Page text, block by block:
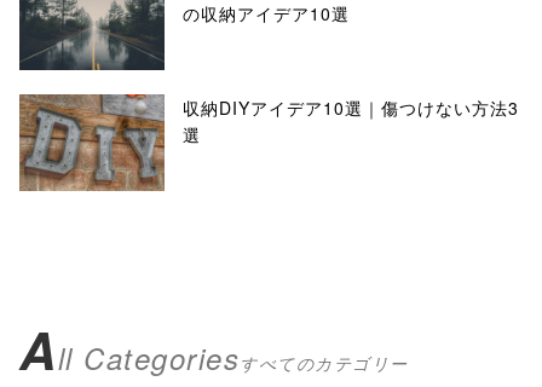
の収納アイデア10選
収納DIYアイデア10選｜傷つけない方法3
選
All Categoriesすべてのカテゴリー